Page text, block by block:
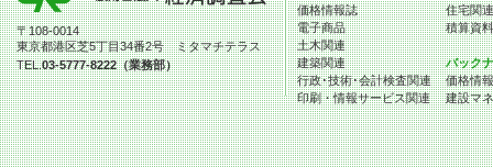
〒108-0014
東京都港区芝5丁目34番2号 ミタマチテラス
TEL.03-5777-8222（業務部）
価格情報誌
電子商品
土木関連
建築関連
行政･技術･会計検査関連
印刷・情報サービス関連
住宅関連
積算資
バック
価格情
建設マ